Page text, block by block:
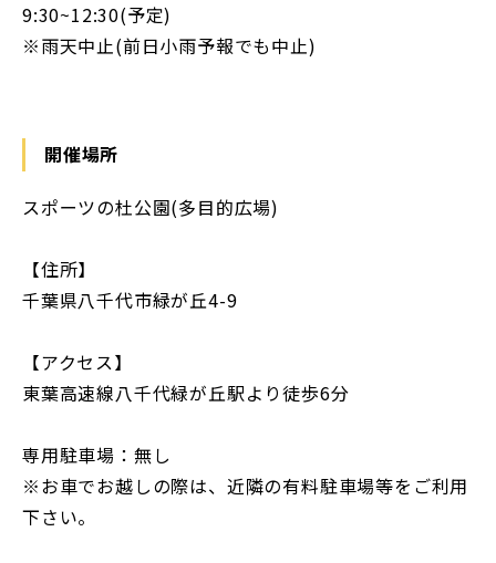
9:30~12:30(予定)
※雨天中止(前日小雨予報でも中止)
開催場所
スポーツの杜公園(多目的広場)
【住所】
千葉県八千代市緑が丘4-9
【アクセス】
東葉高速線八千代緑が丘駅より徒歩6分
専用駐車場：無し
※お車でお越しの際は、近隣の有料駐車場等をご利用
下さい。